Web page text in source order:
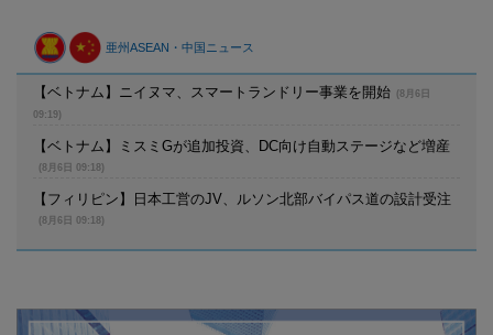
亜州ASEAN・中国ニュース
【ベトナム】ニイヌマ、スマートランドリー事業を開始
(8月6日
09:19)
【ベトナム】ミスミGが追加投資、DC向け自動ステージなど増産
(8月6日 09:18)
【フィリピン】日本工営のJV、ルソン北部バイパス道の設計受注
(8月6日 09:18)